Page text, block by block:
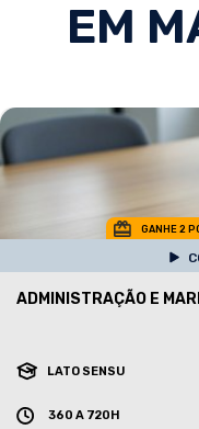
EM
GANHE 2
ADMINISTRAÇÃO E
LATO SENSU
360 A 720H